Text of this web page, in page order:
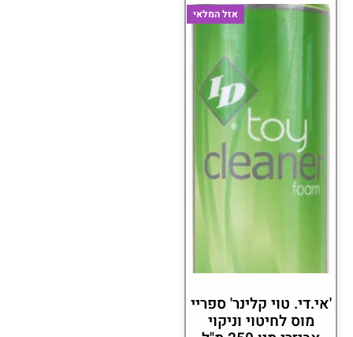
אזל המלאי
'אי.די. טוי קלינר' ספריי
מוס לחיטוי וניקוי